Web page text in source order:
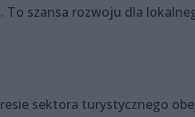
szansa rozwoju dla
sektora turystycznego